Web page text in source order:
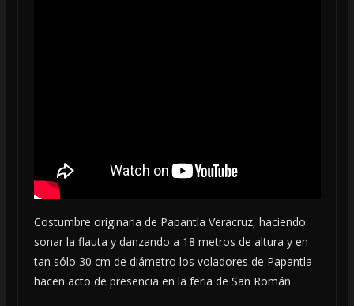
Costumbre originaria de Papantla Veracruz, haciendo
sonar la flauta y danzando a 18 metros de altura y en
tan sólo 30 cm de diámetro los voladores de Papantla
hacen acto de presencia en la feria de San Román